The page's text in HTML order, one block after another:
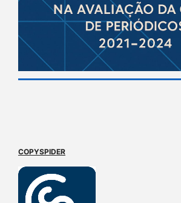
COPYSPIDER